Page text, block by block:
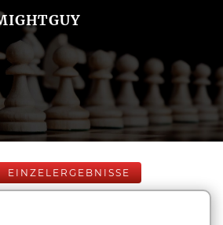
EINZELERGEBNISSE